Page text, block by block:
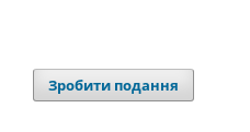
Зробити подання